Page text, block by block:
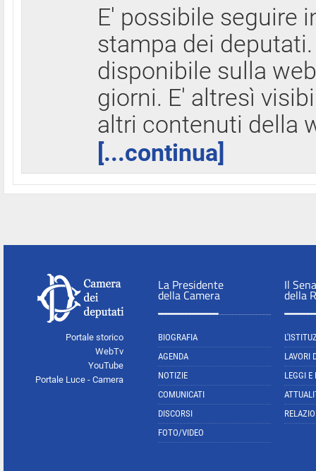
E' possibile seguire
stampa dei
disponibile sulla
giorni. E' altresì
altri contenuti della
[...continua]
Portale storico
WebTv
YouTube
Portale Luce - Camera
La Presidente
della Camera
BIOGRAFIA
AGENDA
NOTIZIE
COMUNICATI
DISCORSI
FOTO/VIDEO
Il
della
LAVORI
LEGGI E